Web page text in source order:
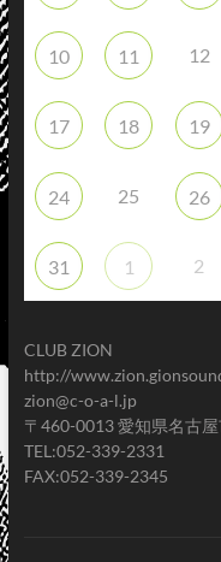
10 11 12
17 18 19
24 25 26
31 1 2
CLUB ZION
http://
zion@c-o-a-l.jp
〒460-0013 愛知県名古
TEL:052-339-2331
FAX:052-339-2345